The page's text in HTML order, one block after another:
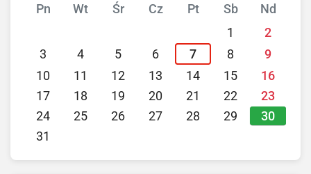
Pn
Wt Śr Cz Pt Sb
Nd
1
2
3
4 5 6 7 8
9
10
11 12 13 14 15
16
17
18 19 20 21 22
23
24
25 26 27 28 29 30
31